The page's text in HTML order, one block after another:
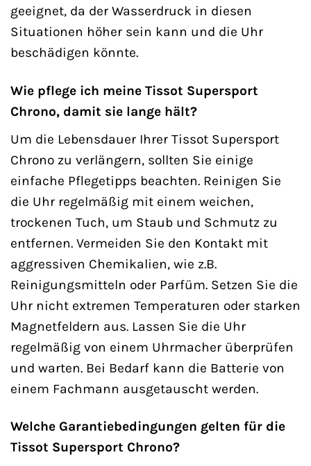
geeignet, da der Wasserdruck in diesen
Situationen höher sein kann und die Uhr
beschädigen könnte.
Wie pflege ich meine Tissot Supersport
Chrono, damit sie lange hält?
Um die Lebensdauer Ihrer Tissot Supersport
Chrono zu verlängern, sollten Sie einige
einfache Pflegetipps beachten. Reinigen Sie
die Uhr regelmäßig mit einem weichen,
trockenen Tuch, um Staub und Schmutz zu
entfernen. Vermeiden Sie den Kontakt mit
aggressiven Chemikalien, wie z.B.
Reinigungsmitteln oder Parfüm. Setzen Sie die
Uhr nicht extremen Temperaturen oder starken
Magnetfeldern aus. Lassen Sie die Uhr
regelmäßig von einem Uhrmacher überprüfen
und warten. Bei Bedarf kann die Batterie von
einem Fachmann ausgetauscht werden.
Welche Garantiebedingungen gelten für die
Tissot Supersport Chrono?